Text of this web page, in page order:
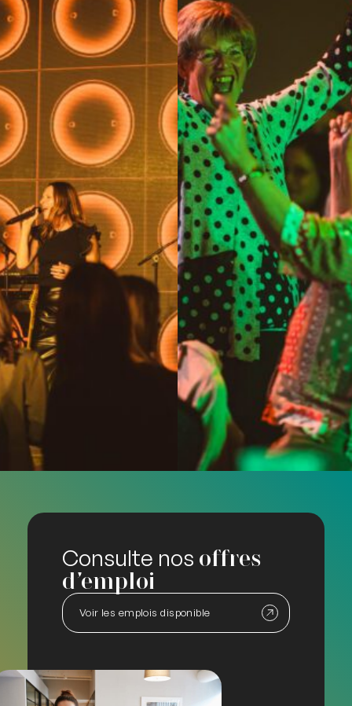
Consulte nos offres
d’emploi
Voir les emplois disponible